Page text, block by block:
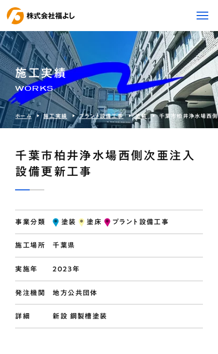
施工実績
WORKS
ホーム 施工実績 プラント設備工事 塗装 千葉市柏井浄水場西
千葉市柏井浄水場西側次亜注入
設備更新工事
事業分類 塗装 塗床 プラント設備工事
施工場所 千葉県
実施年 2023年
発注機関 地方公共団体
詳細 新設 鋼製槽塗装